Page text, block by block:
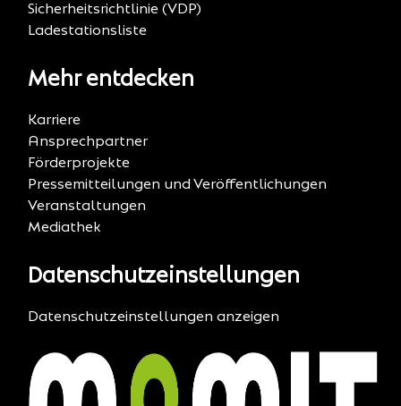
Sicherheitsrichtlinie (VDP)
Ladestationsliste
Mehr entdecken
Karriere
Ansprechpartner
Förderprojekte
Pressemitteilungen und Veröffentlichungen
Veranstaltungen
Mediathek
Datenschutzeinstellungen
Datenschutzeinstellungen anzeigen